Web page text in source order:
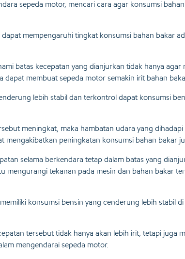
sepeda motor, mencari cara agar konsumsi
mempengaruhi tingkat konsumsi bahan bakar
batas kecepatan yang dianjurkan tidak hanya agar
dapat membuat sepeda motor semakin irit bahan
lebih stabil dan terkontrol dapat konsumsi
meningkat, maka hambatan udara yang
mengakibatkan peningkatan konsumsi bahan bakar
selama berkendara tetap dalam batas yang
mengurangi tekanan pada mesin dan bahan bakar
konsumsi bensin yang cenderung lebih stabil
tersebut tidak hanya akan lebih irit, tetapi juga
mengendarai sepeda motor.